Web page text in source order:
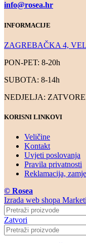
info@rosea.hr
INFORMACIJE
ZAGREBAČKA 4,
PON-PET: 8-20h
SUBOTA: 8-14h
NEDJELJA:
KORISNI LINKOVI
Veličine
Kontakt
Uvjeti poslovanja
Pravila privatnosti
Reklamacija,
© Rosea
Izrada web shopa
Zatvori